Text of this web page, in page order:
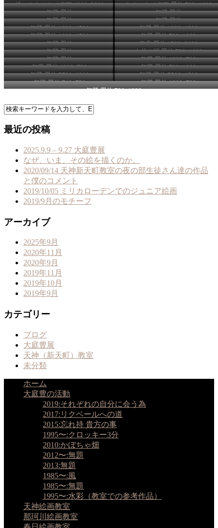
橋、ミクストメデア 1000x2000
ミクストメデア 墨他 730x1000
無題 墨他
無題 墨他
無題 墨他
無題 墨他
無題 墨他 1300x1500
無題 墨他 1000x1300
無題 墨他 1000x1500
無題 墨他 730x1000
無題 墨他
箱舟 墨他 1500x2000
無題 墨他
古代の話 墨他 730x1000
無題 墨他
無題 墨他 1000x730
無題 墨他 1000x730
無題 墨他 730x1000
無題 墨他 7730x1000
無題 墨他 7500x1500
無題 墨他 710x730
無題 墨他 1000x730
無題 墨他 730x1000
最近の投稿
2025.9.9 – 9.27 大庭豊展
なぜ、いま、その絵を描くのか。
2020/09/14 天神新天町教室の夜の部生徒さん達の作品
と僕のコメント
2019/10/05 ミリカローデンでのジュニア絵画
2019/9月のモチーフ
アーカイブ
2025年9月
2020年11月
2020年9月
2019年11月
2019年10月
2019年9月
カテゴリー
ブログ
大庭豊展
天神（新天町）教室
未分類
ホーム
大庭豊の活動
2019:それぞれの自分に会う為
2017:リクベールへの道
2015:忘れ持 貴方の事
1995〜:クロッキー3分
2010:かぼちゃ畑
2012〜:無題
2013:無題
1985〜:風
1985〜:無題
1995〜:水彩（教室での参考作品）
天神絵画教室
那珂川絵画教室